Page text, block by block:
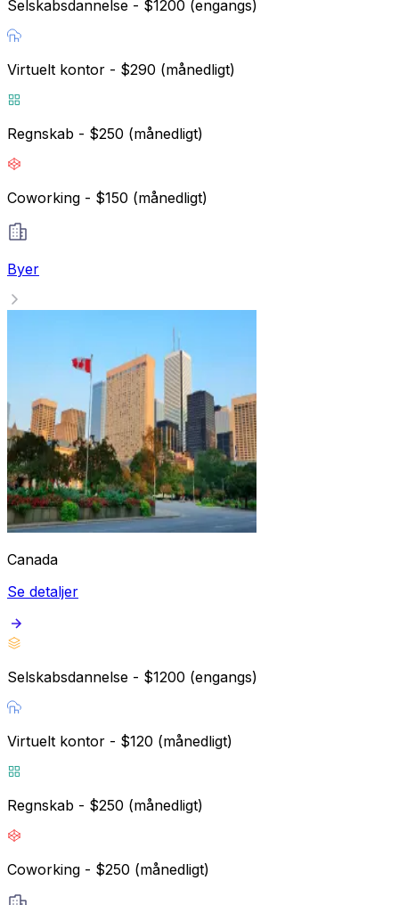
Selskabsdannelse - $1200 (engangs)
Virtuelt kontor - $290 (månedligt)
Regnskab - $250 (månedligt)
Coworking - $150 (månedligt)
Byer
Canada
Se detaljer
Selskabsdannelse - $1200 (engangs)
Virtuelt kontor - $120 (månedligt)
Regnskab - $250 (månedligt)
Coworking - $250 (månedligt)